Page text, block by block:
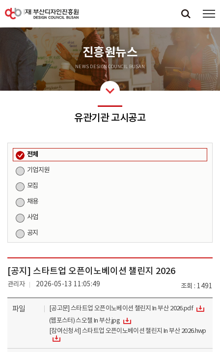
진흥원뉴스
NEWS DESIGN COUNCIL BUSAN
유관기관 고시공고
전체
기업지원
모집
채용
사업
공지
[공지] 스타트업 오픈이노베이션 챌린지 2026
조회 1491
관리자 2026-05-13 11:05:49
파일
[공고문] 스타트업 오픈이노베이션 챌린지 In 부산 2026.pdf
(웹포스터) 스오챌 In 부산.jpg
[참여신청서] 스타트업 오픈이노베이션 챌린지 In 부산 2026.hwp